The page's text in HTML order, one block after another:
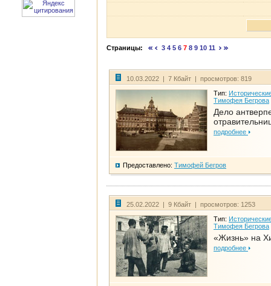
Страницы: 3 4 5 6 7 8 9 10 11
10.03.2022 | 7 Кбайт | просмотров: 819
Тип:
Тимофея Бегрова
Дело
подробнее
Предоставлено: Тимофей Бегров
25.02.2022 | 9 Кбайт | просмотров: 1253
Тип:
Тимофея Бегрова
«Жизнь» на
подробнее